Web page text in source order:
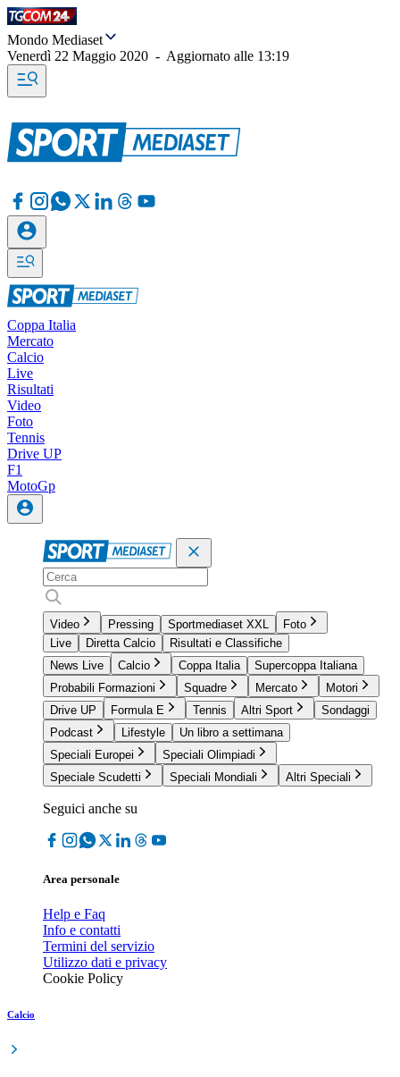
Mondo Mediaset
Venerdì 22 Maggio 2020 - Aggiornato alle 13:19
Coppa Italia
Mercato
Calcio
Live
Risultati
Video
Foto
Tennis
Drive UP
F1
MotoGp
Video Pressing Sportmediaset XXL
Foto
Live
Diretta Calcio
Risultati e Classifiche
News Live
Calcio Coppa Italia
Supercoppa Italiana
Probabili Formazioni
Squadre Mercato
Motori
Drive UP
Formula E Tennis Altri Sport
Sondaggi
Podcast
Lifestyle
Un libro a settimana
Speciali Europei
Speciali Olimpiadi
Speciale Scudetti
Speciali Mondiali Altri Speciali
Seguici anche su
Area personale
Help e Faq
Info e contatti
Termini del servizio
Utilizzo dati e privacy
Cookie Policy
Calcio